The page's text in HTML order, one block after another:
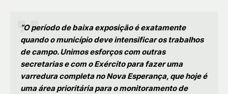
“O período de baixa exposição é exatamente
quando o município deve intensificar os trabalhos
de campo. Unimos esforços com outras
secretarias e com o Exército para fazer uma
varredura completa no Nova Esperança, que hoje é
uma área prioritária para o monitoramento de